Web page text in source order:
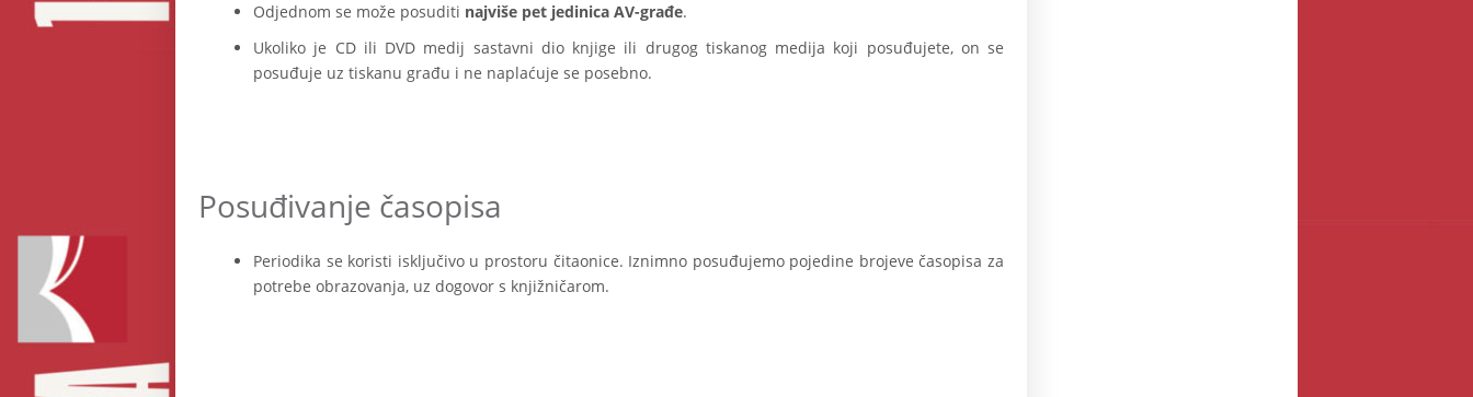
Odjednom se može posuditi najviše pet jedinica AV-građe.
Ukoliko je CD ili DVD medij sastavni dio knjige ili drugog tiskanog medija koji posuđujete, on se
posuđuje uz tiskanu građu i ne naplaćuje se posebno.
Posuđivanje časopisa
Periodika se koristi isključivo u prostoru čitaonice. Iznimno posuđujemo pojedine brojeve časopisa za
potrebe obrazovanja, uz dogovor s knjižničarom.